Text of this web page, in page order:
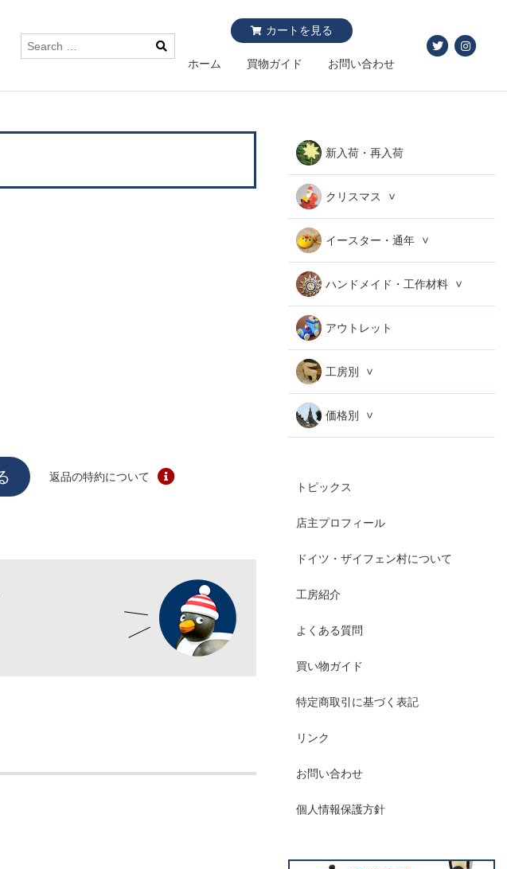
検
索:
カートを見る
ホーム 買物ガイド お問い合わせ
返品の特約について
新入荷・再入荷
クリスマス
イースター・通年
ハンドメイド・工作材料
アウトレット
工房別
価格別
トピックス
店主プロフィール
ドイツ・ザイフェン村について
工房紹介
よくある質問
買い物ガイド
特定商取引に基づく表記
リンク
お問い合わせ
個人情報保護方針